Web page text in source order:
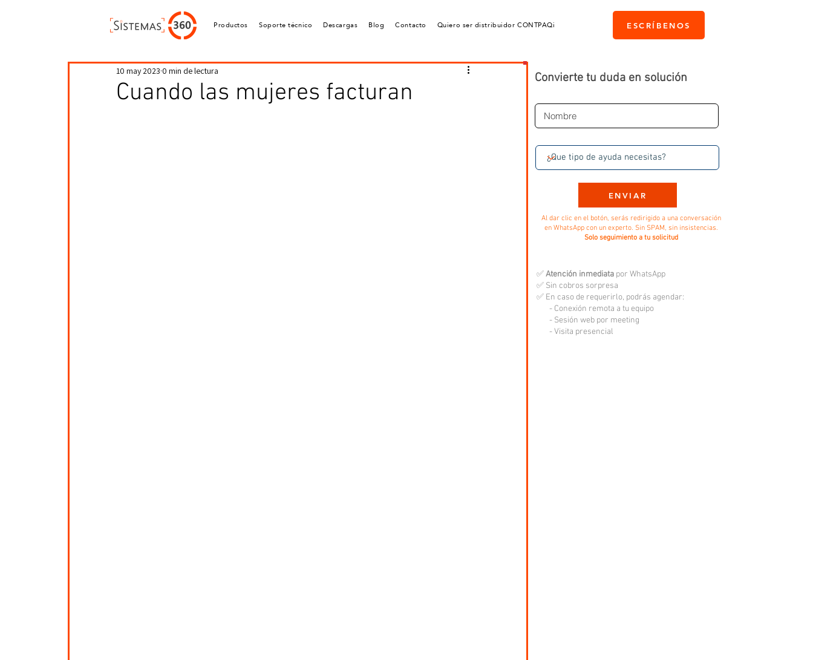
Productos Soporte técnico Descargas Blog Contacto Quiero ser distribuidor CONTPAQi ESCRÍBENOS
Cuando las mujeres facturan
10 may 2023 0 min de lectura
Convierte tu duda en solución
ENVIAR
Al dar clic en el botón, serás redirigido a una conversación
en WhatsApp con un experto. Sin SPAM, sin insistencias.
Solo seguimiento a tu solicitud
✅Atención inmediata por WhatsApp
✅ Sin cobros sorpresa
✅ En caso de requerirlo, podrás agendar:
- Conexión remota a tu equipo
- Sesión web por meeting
- Visita presencial